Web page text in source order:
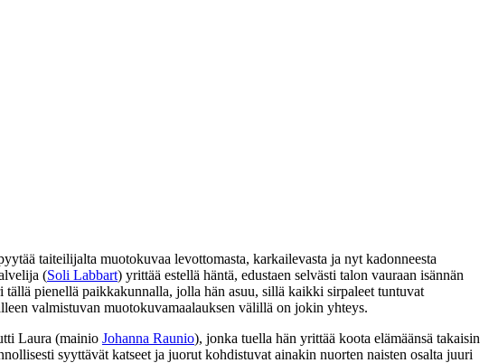
taiteilijalta muotokuvaa levottomasta, karkailevasta ja nyt kadonneesta
(Soli Labbart) yrittää estellä häntä, edustaen selvästi talon vauraan isännän
pienellä paikkakunnalla, jolla hän asuu, sillä kaikki sirpaleet tuntuvat
valmistuvan muotokuvamaalauksen välillä on jokin yhteys.
Laura (mainio Johanna Raunio), jonka tuella hän yrittää koota elämäänsä takaisin
syyttävät katseet ja juorut kohdistuvat ainakin nuorten naisten osalta juuri